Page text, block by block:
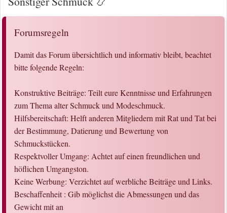
Forumsregeln
Damit das Forum übersichtlich und informativ bleibt, beachtet
bitte folgende Regeln:
Konstruktive Beiträge: Teilt eure Kenntnisse und Erfahrungen
zum Thema alter Schmuck und Modeschmuck.
Hilfsbereitschaft: Helft anderen Mitgliedern mit Rat und Tat bei
der Bestimmung, Datierung und Bewertung von
Schmuckstücken.
Respektvoller Umgang: Achtet auf einen freundlichen und
höflichen Umgangston.
Keine Werbung: Verzichtet auf werbliche Beiträge und Links.
Beschaffenheit : Gib möglichst die Abmessungen und das
Gewicht mit an